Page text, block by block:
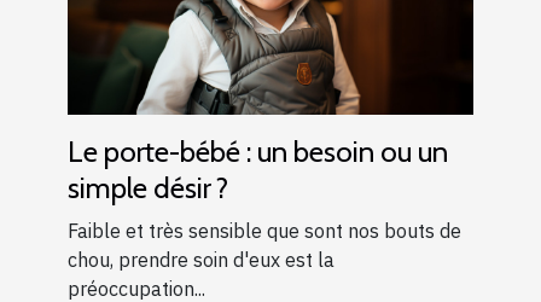
Le porte-bébé : un besoin ou un
simple désir ?
Faible et très sensible que sont nos bouts de
chou, prendre soin d'eux est la
préoccupation...